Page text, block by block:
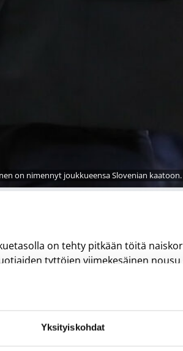
Yksityiskohdat
on nimennyt joukkueensa Slovenian
on tehty pitkään töitä
tyttöjen viimekesäinen nousu
uudelleenherättäminen. 20-
aikana kuuluu samaan linjaan
alussa syntyneitä pelaajalupauksia